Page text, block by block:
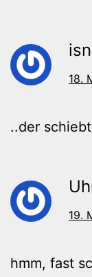
18.
..der
19.
hmm, fast